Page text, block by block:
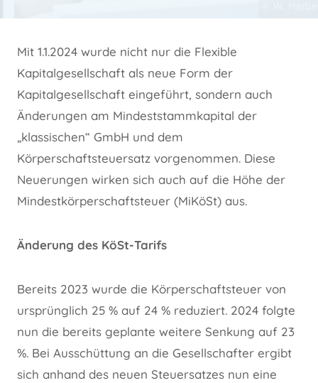
Mit 1.1.2024 wurde nicht nur die Flexible
Kapitalgesellschaft als neue Form der
Kapitalgesellschaft eingeführt, sondern auch
Änderungen am Mindeststammkapital der
„klassischen“ GmbH und dem
Körperschaftsteuersatz vorgenommen. Diese
Neuerungen wirken sich auch auf die Höhe der
Mindestkörperschaftsteuer (MiKöSt) aus.
Änderung des KöSt-Tarifs
Bereits 2023 wurde die Körperschaftsteuer von
ursprünglich 25 % auf 24 % reduziert. 2024 folgte
nun die bereits geplante weitere Senkung auf 23
%. Bei Ausschüttung an die Gesellschafter ergibt
sich anhand des neuen Steuersatzes nun eine